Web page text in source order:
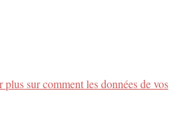
plus sur comment les données de vos